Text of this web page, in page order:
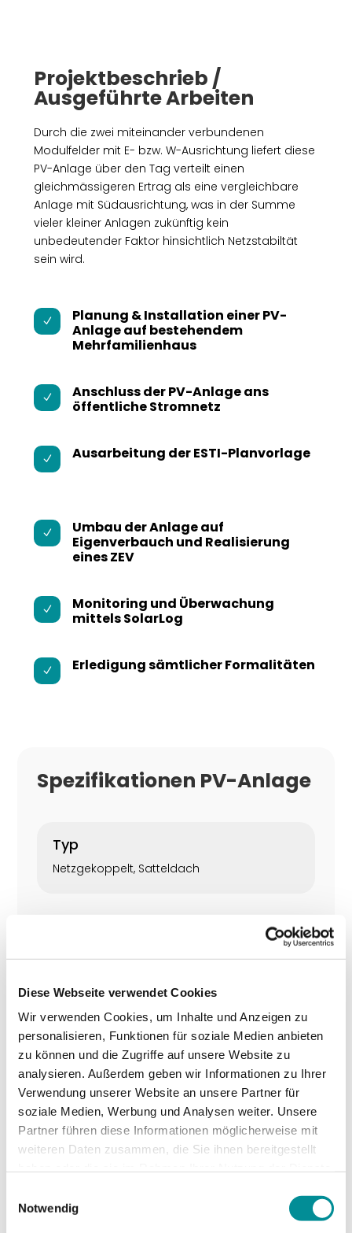
Diese Webseite verwendet Cookies
Wir verwenden Cookies, um Inhalte und Anzeigen zu
personalisieren, Funktionen für soziale Medien anbieten
zu können und die Zugriffe auf unsere Website zu
analysieren. Außerdem geben wir Informationen zu Ihrer
Verwendung unserer Website an unsere Partner für
soziale Medien, Werbung und Analysen weiter. Unsere
Partner führen diese Informationen möglicherweise mit
weiteren Daten zusammen, die Sie ihnen bereitgestellt
Notwendig
Projektbeschrieb /
Ausgeführte Arbeiten
Durch die zwei miteinander verbundenen
Modulfelder mit E- bzw. W-Ausrichtung liefert diese
PV-Anlage über den Tag verteilt einen
gleichmässigeren Ertrag als eine vergleichbare
Anlage mit Südausrichtung, was in der Summe
vieler kleiner Anlagen zukünftig kein
unbedeutender Faktor hinsichtlich Netzstabiltät
sein wird.
N
Planung & Installation einer PV-
Anlage auf bestehendem
Mehrfamilienhaus
N
Anschluss der PV-Anlage ans
öffentliche Stromnetz
N Ausarbeitung der ESTI-Planvorlage
N
Umbau der Anlage auf
Eigenverbauch und Realisierung
eines ZEV
N
Monitoring und Überwachung
mittels SolarLog
N Erledigung sämtlicher Formalitäten
Spezifikationen PV-Anlage
Typ
Netzgekoppelt, Satteldach
Angebaut
Leistung
26,46 kWp
Modul
Mono gerahmt, 245 Wp, CNPV